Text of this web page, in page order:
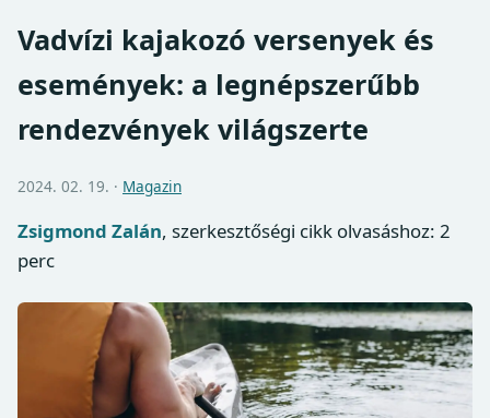
Vadvízi kajakozó versenyek és
események: a legnépszerűbb
rendezvények világszerte
2024. 02. 19. · Magazin
Zsigmond Zalán, szerkesztőségi cikk olvasáshoz: 2
perc